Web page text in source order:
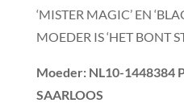
‘MISTER MAGIC’ EN
MOEDER IS ‘HET BONT
Moeder: NL10-1448384
SAARLOOS